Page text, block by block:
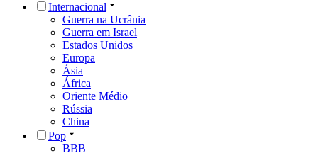
Internacional
Guerra na Ucrânia
Guerra em Israel
Estados Unidos
Europa
Ásia
África
Oriente Médio
Rússia
China
Pop
BBB